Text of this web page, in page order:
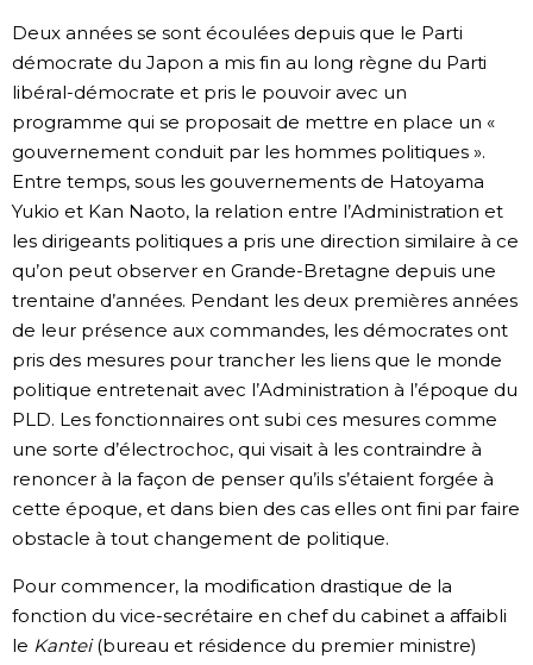
Deux années se sont écoulées depuis que le Parti
démocrate du Japon a mis fin au long règne du Parti
libéral-démocrate et pris le pouvoir avec un
programme qui se proposait de mettre en place un «
gouvernement conduit par les hommes politiques ».
Entre temps, sous les gouvernements de Hatoyama
Yukio et Kan Naoto, la relation entre l’Administration et
les dirigeants politiques a pris une direction similaire à ce
qu’on peut observer en Grande-Bretagne depuis une
trentaine d’années. Pendant les deux premières années
de leur présence aux commandes, les démocrates ont
pris des mesures pour trancher les liens que le monde
politique entretenait avec l’Administration à l’époque du
PLD. Les fonctionnaires ont subi ces mesures comme
une sorte d’électrochoc, qui visait à les contraindre à
renoncer à la façon de penser qu’ils s’étaient forgée à
cette époque, et dans bien des cas elles ont fini par faire
obstacle à tout changement de politique.
Pour commencer, la modification drastique de la
fonction du vice-secrétaire en chef du cabinet a affaibli
le Kantei(bureau et résidence du premier ministre)